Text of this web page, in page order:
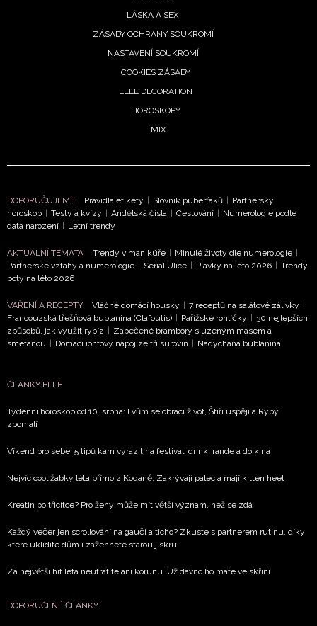
NEWSLETTER
a potvrzujete, že jste se
vyhodnocení akce a zasílání novinek.
Chcete navíc dostávat i další zajímavé a exkluzivní informace
se zpracováním údajů k tomuto účelu podleZásad
zaškrtněte toto pole.
LÁSKA A SEX
ZÁSADY OCHRANY SOUKROMÍ
NASTAVENÍ SOUKROMÍ
COOKIES ZÁSADY
ELLE DECORATION
HOROSKOPY
MIX
DOPORUČUJEME Pravidla etikety | Slovník puberťáků | Partnerský
horoskop | Testy a kvízy | Andělská čísla | Cestování | Numerologie podle
data narození | Letní trendy
AKTUÁLNÍ TÉMATA Trendy v manikúře | Minulé životy dle numerologie |
Partnerské vztahy a numerologie | Seriál Ulice | Plavky na léto 2026 | Trendy
boty na léto 2026
VAŘENÍ A RECEPTY Vláčné domácí housky | 7 receptů na salátové zálivky |
Francouzská třešňová bublanina (Clafoutis) | Pařížské rohlíčky | 30 nejlepších
způsobů, jak využít rybíz | Zapečené brambory s uzeným masem a
smetanou | Domácí iontový nápoj ze tří surovin | Nadýchaná bublanina
ČLÁNKY ELLE
Týdenní horoskop od 10. srpna: Lvům se obrací život, Štíři uspějí a Ryby
zpomalí
Víkend pro sebe: 5 tipů kam vyrazit na festival, drink, rande a do kina
Nejvíc cool žabky léta přímo z Kodaně. Zakrývají palec a mají kitten heel
Kreatin po třicítce? Pro ženy může mít větší význam, než se zdá
Každý večer jen scrollování na gauči a ticho? Zkuste s partnerem rutinu, díky
které uklidíte dům i zažehnete starou jiskru
Za největší hit léta neutratíte ani korunu. Už dávno ho máte ve skříni
DOPORUČENÉ ČLÁNKY